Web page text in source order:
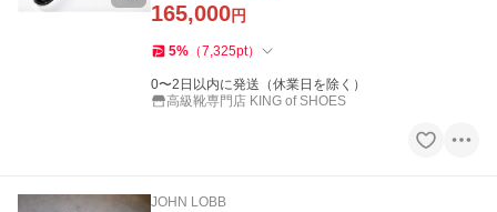
165,000円
5% （7,325pt）
0〜2日以内に発送（休業日を除く）
高級靴専門店 KING of SHOES
JOHN LOBB